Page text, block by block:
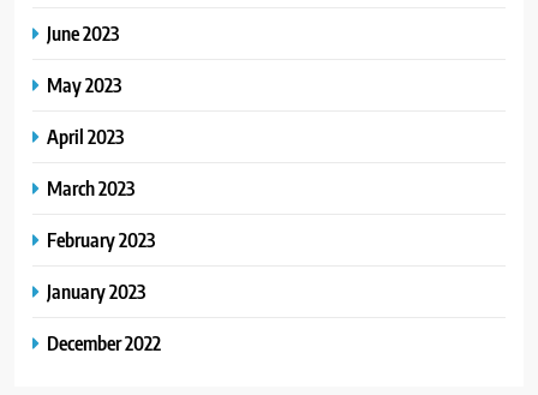
June 2023
May 2023
April 2023
March 2023
February 2023
January 2023
December 2022